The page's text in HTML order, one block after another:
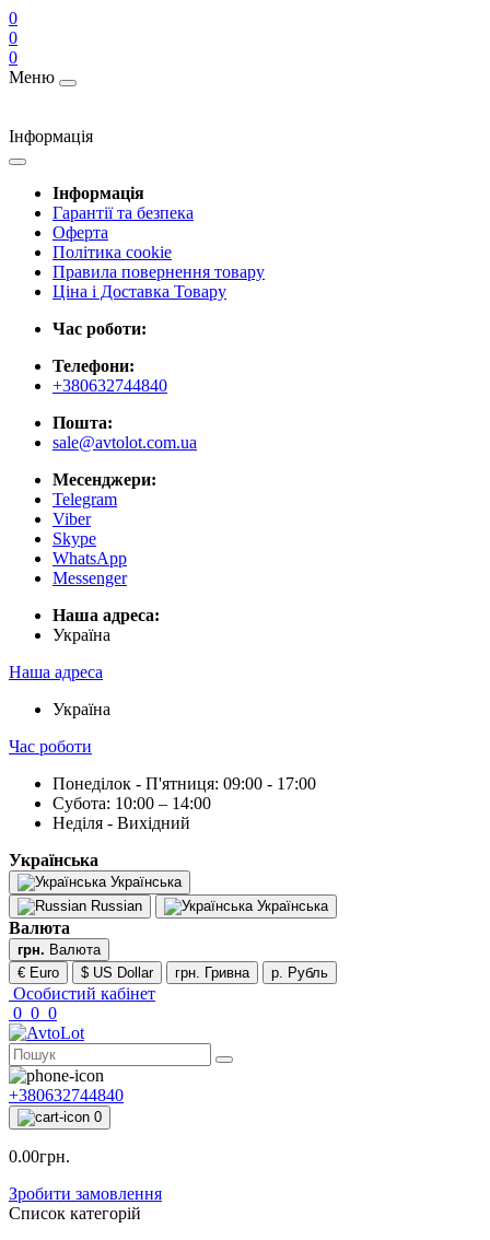
0
0
0
Меню
Інформація
Інформація
Гарантії та безпека
Оферта
Політика cookie
Правила повернення товару
Ціна і Доставка Товару
Час роботи:
Телефони:
+380632744840
Пошта:
sale@avtolot.com.ua
Месенджери:
Telegram
Viber
Skype
WhatsApp
Messenger
Наша адреса:
Українa
Наша адреса
Українa
Час роботи
Понеділок - П'ятниця: 09:00 - 17:00
Субота: 10:00 – 14:00
Неділя - Вихідний
Українська
Українська
Russian
Українська
Валюта
грн. Валюта
€ Euro
$ US Dollar грн. Гривна р. Рубль
Особистий кабінет
0 0 0
+380632744840
0
0.00грн.
Зробити замовлення
Список категорій